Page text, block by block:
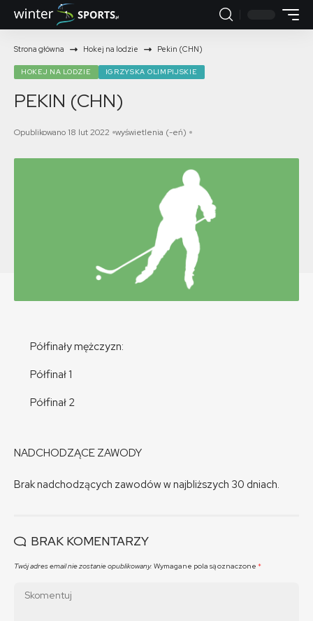
Strona główna Hokej na lodzie Pekin (CHN)
HOKEJ NA LODZIE IGRZYSKA OLIMPIJSKIE
PEKIN (CHN)
Opublikowano 18 lut 2022 wyświetlenia (-eń)
Półfinały mężczyzn:
Półfinał 1
Półfinał 2
NADCHODZĄCE ZAWODY
Brak nadchodzących zawodów w najbliższych 30 dniach.
BRAK KOMENTARZY
Twój adres email nie zostanie opublikowany. Wymagane pola są oznaczone *